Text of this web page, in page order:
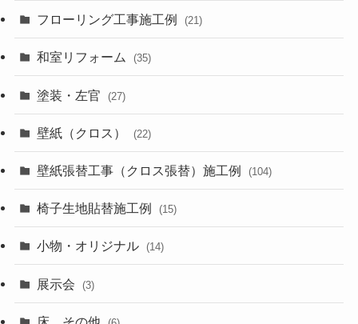
フローリング工事施工例 (21)
和室リフォーム (35)
塗装・左官 (27)
壁紙（クロス） (22)
壁紙張替工事（クロス張替）施工例 (104)
椅子生地貼替施工例 (15)
小物・オリジナル (14)
展示会 (3)